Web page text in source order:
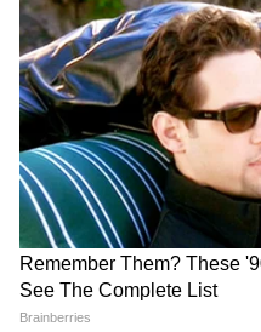
Monsoon Session से पहले कैसी
रही All Party Meeting ? क्या
बोले किरेन रिजीजू और चंद्रशेखर